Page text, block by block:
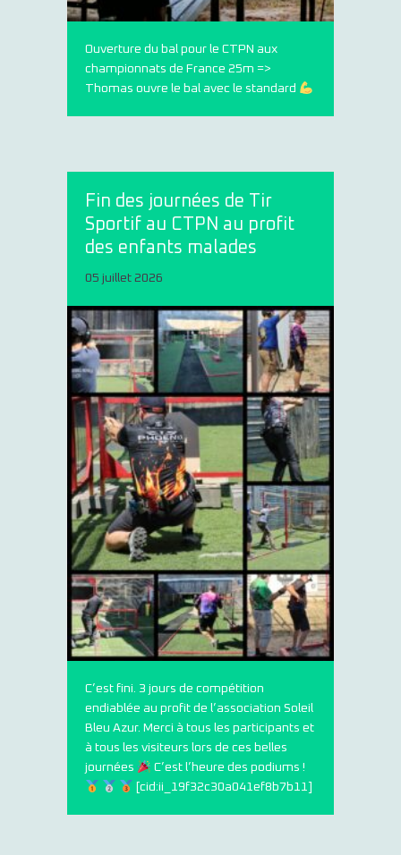
Ouverture du bal pour le CTPN aux
championnats de France 25m =>
Thomas ouvre le bal avec le standard
Fin des journées de Tir
Sportif au CTPN au profit
des enfants malades
05 juillet 2026
C’est fini. 3 jours de compétition
endiablée au profit de l’association Soleil
Bleu Azur. Merci à tous les participants et
à tous les visiteurs lors de ces belles
journées
C’est l’heure des podiums !
[cid:ii_19f32c30a041ef8b7b11]